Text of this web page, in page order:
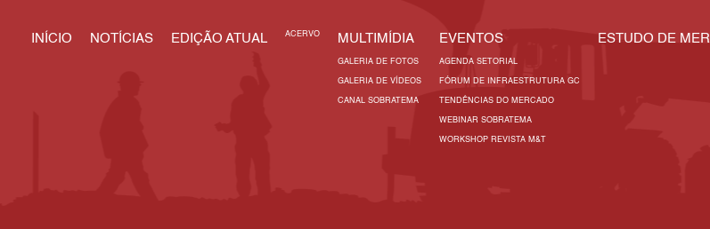
INÍCIO NOTÍCIAS EDIÇÃO ATUAL ACERVO MULTIMÍDIA
GALERIA DE FOTOS
GALERIA DE VÍDEOS
CANAL SOBRATEMA
EVENTOS
AGENDA SETORIAL
FÓRUM DE INFRAESTRUTURA GC
TENDÊNCIAS DO MERCADO
WEBINAR SOBRATEMA
WORKSHOP REVISTA M&T
ESTUDO DE